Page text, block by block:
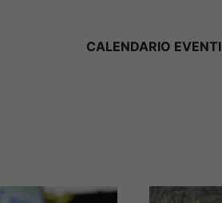
CALENDARIO EVENTI